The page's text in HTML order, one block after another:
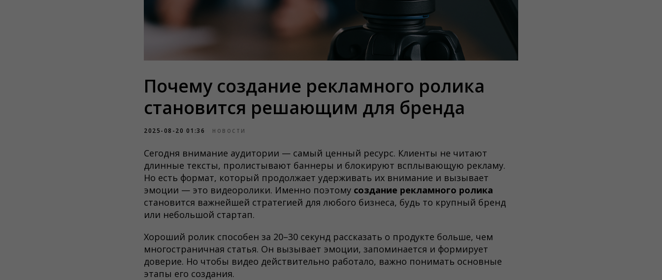
Почему создание рекламного ролика
становится решающим для бренда
2025-08-20 01:36 НОВОСТИ
Сегодня внимание аудитории — самый ценный ресурс. Клиенты не читают
длинные тексты, пролистывают баннеры и блокируют всплывающую рекламу.
Но есть формат, который продолжает удерживать их внимание и вызывает
эмоции — это видеоролики. Именно поэтому создание рекламного ролика
становится важнейшей стратегией для любого бизнеса, будь то крупный бренд
или небольшой стартап.
Хороший ролик способен за 20–30 секунд рассказать о продукте больше, чем
многостраничная статья. Он вызывает эмоции, запоминается и формирует
доверие. Но чтобы видео действительно работало, важно понимать основные
этапы его создания.